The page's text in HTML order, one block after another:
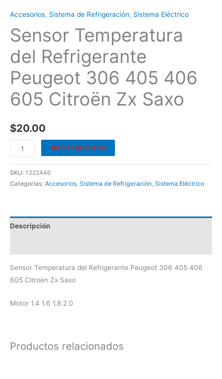
Accesorios, Sistema de Refrigeración, Sistema Eléctrico
Sensor Temperatura
del Refrigerante
Peugeot 306 405 406
605 Citroën Zx Saxo
$20.00
Añadir al carrito
SKU: 1322A46
Categorías: Accesorios, Sistema de Refrigeración, Sistema Eléctrico
Descripción
Sensor Temperatura del Refrigerante Peugeot 306 405 406
605 Citroën Zx Saxo
Motor 1.4 1.6 1.8 2.0
Productos relacionados